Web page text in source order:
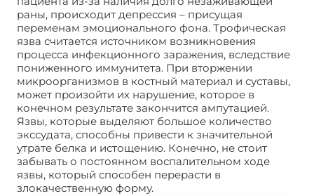
раны, происходит депрессия – присущая
переменам эмоционального фона. Трофическая
язва считается источником возникновения
процесса инфекционного заражения, вследствие
пониженного иммунитета. При вторжении
микроорганизмов в костный материал и суставы,
может произойти их нарушение, которое в
конечном результате закончится ампутацией.
Язвы, которые выделяют большое количество
экссудата, способны привести к значительной
утрате белка и истощению. Конечно, не стоит
забывать о постоянном воспалительном ходе
язвы, который способен перерасти в
злокачественную форму.